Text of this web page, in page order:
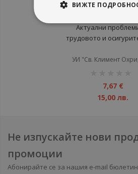
Актуални
трудовото и
УИ "Св. Климент
7,67 €
15,00 лв.
Не изпускайте нови
промоции
Абонирайте се за нашия e-mail бюлетин
ВИЖТЕ